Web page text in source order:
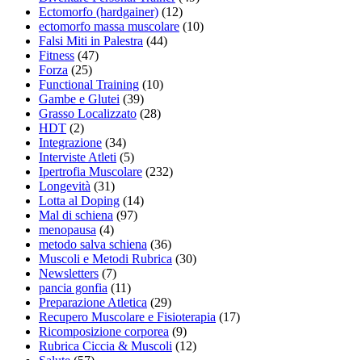
Ectomorfo (hardgainer) (12)
ectomorfo massa muscolare (10)
Falsi Miti in Palestra (44)
Fitness (47)
Forza (25)
Functional Training (10)
Gambe e Glutei (39)
Grasso Localizzato (28)
HDT (2)
Integrazione (34)
Interviste Atleti (5)
Ipertrofia Muscolare (232)
Longevità (31)
Lotta al Doping (14)
Mal di schiena (97)
menopausa (4)
metodo salva schiena (36)
Muscoli e Metodi Rubrica (30)
Newsletters (7)
pancia gonfia (11)
Preparazione Atletica (29)
Recupero Muscolare e Fisioterapia (17)
Ricomposizione corporea (9)
Rubrica Ciccia & Muscoli (12)